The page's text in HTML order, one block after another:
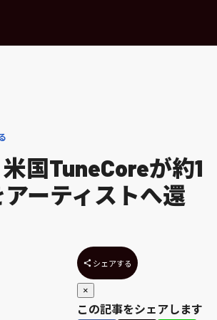
国TuneCoreが約1
ーティストへ還
シェアする
×
この記事をシェアします